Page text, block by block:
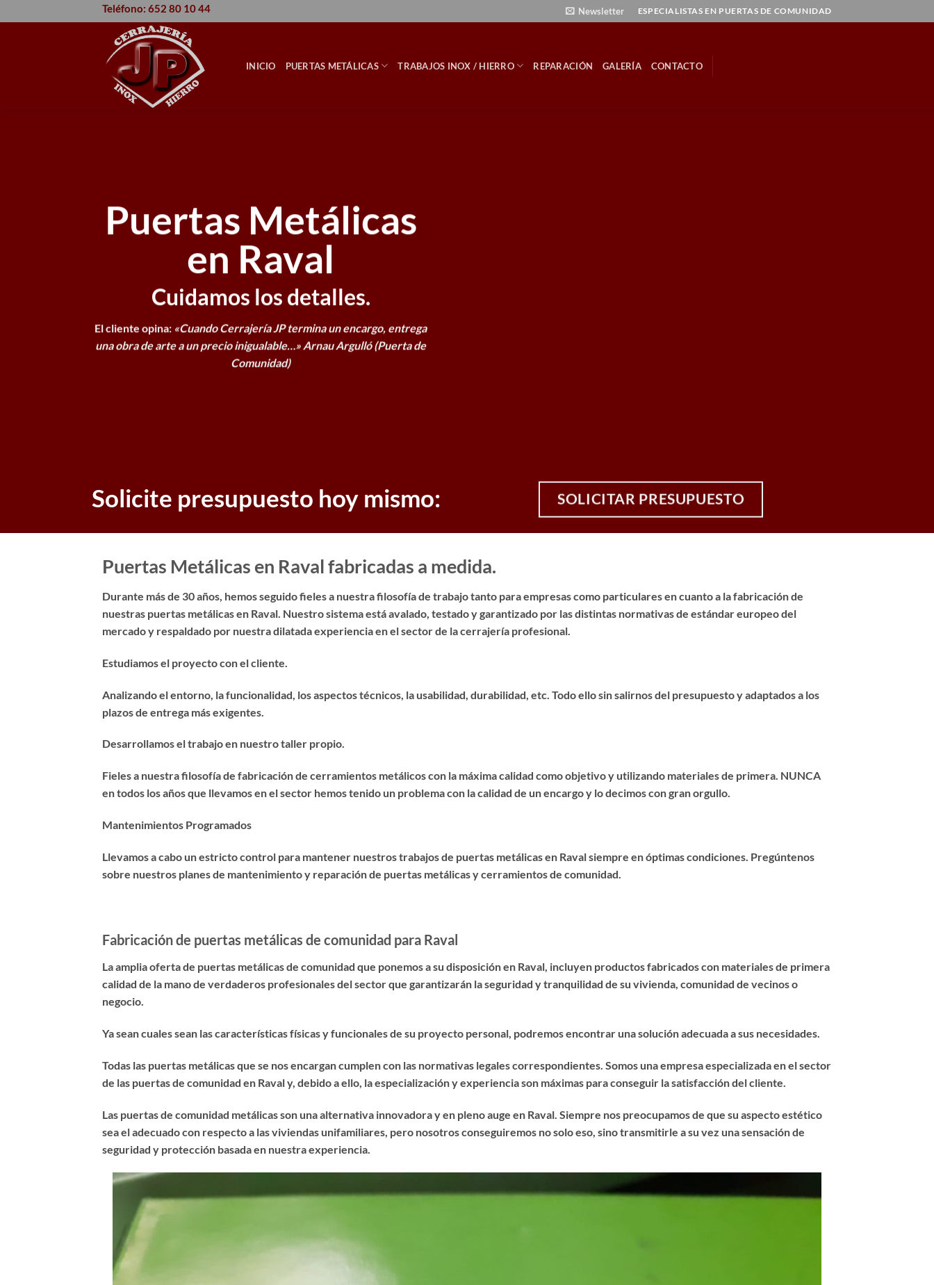
al
Teléfono: 652 80 10 44 Newsletter ESPECIALISTAS EN PUERTAS DE COMUNIDAD
INICIO PUERTAS METÁLICAS TRABAJOS INOX / HIERRO REPARACIÓN GALERÍA CONTACTO
Puertas Metálicas
en Raval
Cuidamos los detalles.
El cliente opina: «Cuando Cerrajería JP termina un encargo, entrega
una obra de arte a un precio inigualable…» Arnau Argulló (Puerta de
Comunidad)
Solicite presupuesto hoy mismo: SOLICITAR PRESUPUESTO
Puertas Metálicas en Raval fabricadas a medida.
Durante más de 30 años, hemos seguido fieles a nuestra filosofía de trabajo tanto para empresas como particulares en cuanto a la fabricación de
nuestras puertas metálicas en Raval. Nuestro sistema está avalado, testado y garantizado por las distintas normativas de estándar europeo del
mercado y respaldado por nuestra dilatada experiencia en el sector de la cerrajería profesional.
Estudiamos el proyecto con el cliente.
Analizando el entorno, la funcionalidad, los aspectos técnicos, la usabilidad, durabilidad, etc. Todo ello sin salirnos del presupuesto y adaptados a los
plazos de entrega más exigentes.
Desarrollamos el trabajo en nuestro taller propio.
Fieles a nuestra filosofía de fabricación de cerramientos metálicos con la máxima calidad como objetivo y utilizando materiales de primera. NUNCA
en todos los años que llevamos en el sector hemos tenido un problema con la calidad de un encargo y lo decimos con gran orgullo.
Mantenimientos Programados
Llevamos a cabo un estricto control para mantener nuestros trabajos de puertas metálicas en Raval siempre en óptimas condiciones. Pregúntenos
sobre nuestros planes de mantenimiento y reparación de puertas metálicas y cerramientos de comunidad.
Fabricación de puertas metálicas de comunidad para Raval
La amplia oferta de puertas metálicas de comunidad que ponemos a su disposición en Raval, incluyen productos fabricados con materiales de primera
calidad de la mano de verdaderos profesionales del sector que garantizarán la seguridad y tranquilidad de su vivienda, comunidad de vecinos o
negocio.
Ya sean cuales sean las características físicas y funcionales de su proyecto personal, podremos encontrar una solución adecuada a sus necesidades.
Todas las puertas metálicas que se nos encargan cumplen con las normativas legales correspondientes. Somos una empresa especializada en el sector
de las puertas de comunidad en Raval y, debido a ello, la especialización y experiencia son máximas para conseguir la satisfacción del cliente.
Las puertas de comunidad metálicas son una alternativa innovadora y en pleno auge en Raval. Siempre nos preocupamos de que su aspecto estético
sea el adecuado con respecto a las viviendas unifamiliares, pero nosotros conseguiremos no solo eso, sino transmitirle a su vez una sensación de
seguridad y protección basada en nuestra experiencia.